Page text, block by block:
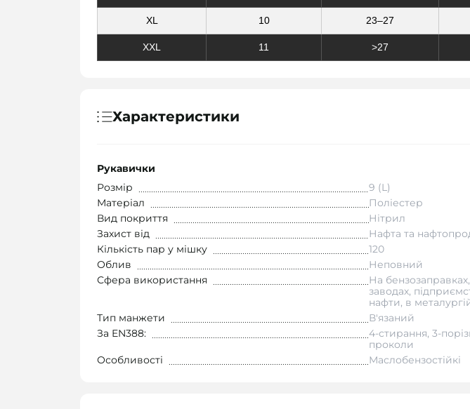
XL 10 23–27
XXL 11 >27
Характеристики
Рукавички
Розмір
9 (L)
Матеріал
Поліестер
Вид покриття
Нітрил
Захист від
Нафта та
Кількість пар у мішку
120
Облив
Неповний
Сфера використання
На
заводах,
нафти, в
Тип манжети
В'язаний
За EN388:
4-стирання, 3-
проколи
Особливості
Маслобензостійкі